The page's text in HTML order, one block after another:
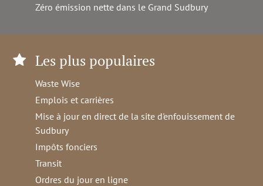
Zéro émission nette dans le Grand Sudbury
Les plus populaires
Waste Wise
Emplois et carrières
Mise à jour en direct de la site d'enfouissement de
Sudbury
Impôts fonciers
Transit
Ordres du jour en ligne